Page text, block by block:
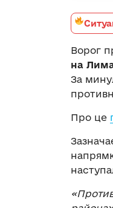
Ворог
на
За
Про це